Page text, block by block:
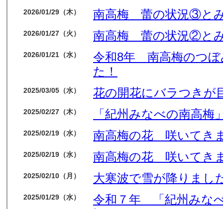
2026/01/29（木） 南高梅 蕾の状況③と
2026/01/27（火） 南高梅 蕾の状況②と
2026/01/21（水）
令和8年 南高梅のつぼ
た！
2025/03/05（水） 花の開花にバラつきが
2025/02/27（木） 「紀州みなべの南高
2025/02/19（水） 南高梅の花 咲いてき
2025/02/19（水） 南高梅の花 咲いてき
2025/02/10（月） 大寒波で雪が降りまし
2025/01/29（水）
令和７年 「紀州みな